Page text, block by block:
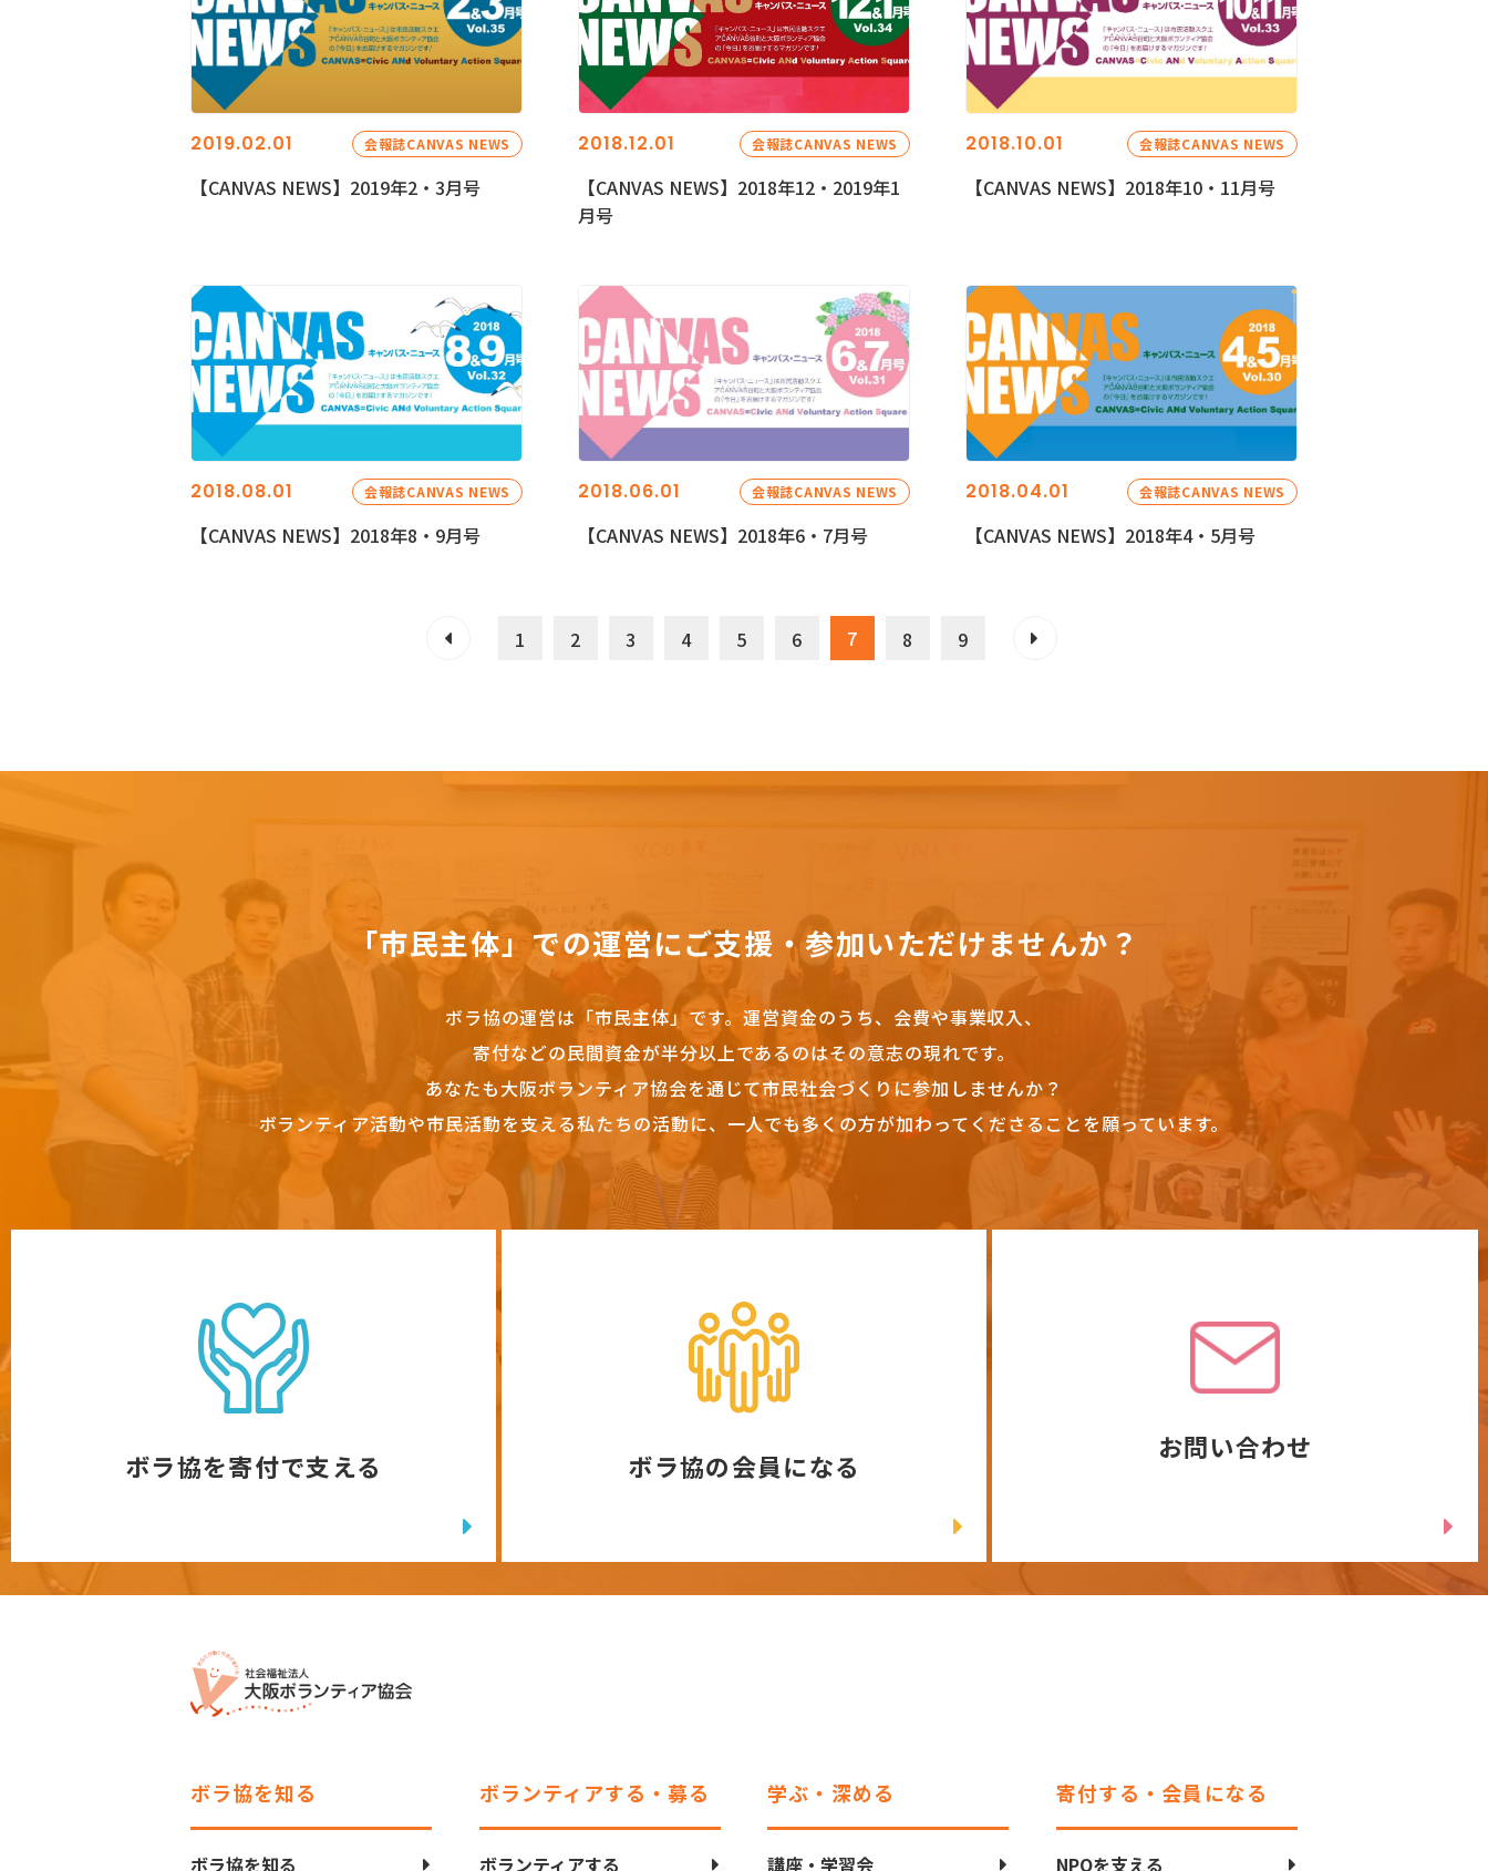
2019.02.01 会報誌CANVAS NEWS
【CANVAS NEWS】2019年2・3月号
2018.12.01 会報誌CANVAS NEWS
【CANVAS NEWS】2018年12・2019年1
月号
2018.10.01 会報誌CANVAS NEWS
【CANVAS NEWS】2018年10・11月号
2018.08.01 会報誌CANVAS NEWS
【CANVAS NEWS】2018年8・9月号
2018.06.01 会報誌CANVAS NEWS
【CANVAS NEWS】2018年6・7月号
2018.04.01 会報誌CANVAS NEWS
【CANVAS NEWS】2018年4・5月号
1 2 3 4 5 6 7 8 9
「市民主体」での運営にご支援・参加いただけませんか？
ボラ協の運営は「市民主体」です。 運営資金のうち、会費や事業収入、
寄付などの民間資金が半分以上であるのはその意志の現れです。
あなたも大阪ボランティア協会を通じて市民社会づくりに参加しませんか？
ボランティア活動や市民活動を支える私たちの活動に、一人でも多くの方が加わってくださることを願っています。
ボラ協を寄付で支える ボラ協の会員になる
お問い合わせ
ボラ協を知る
ボラ協を知る
ボランティアする・募る
ボランティアする
学ぶ・深める
講座・学習会
寄付する・会員になる
NPOを支える